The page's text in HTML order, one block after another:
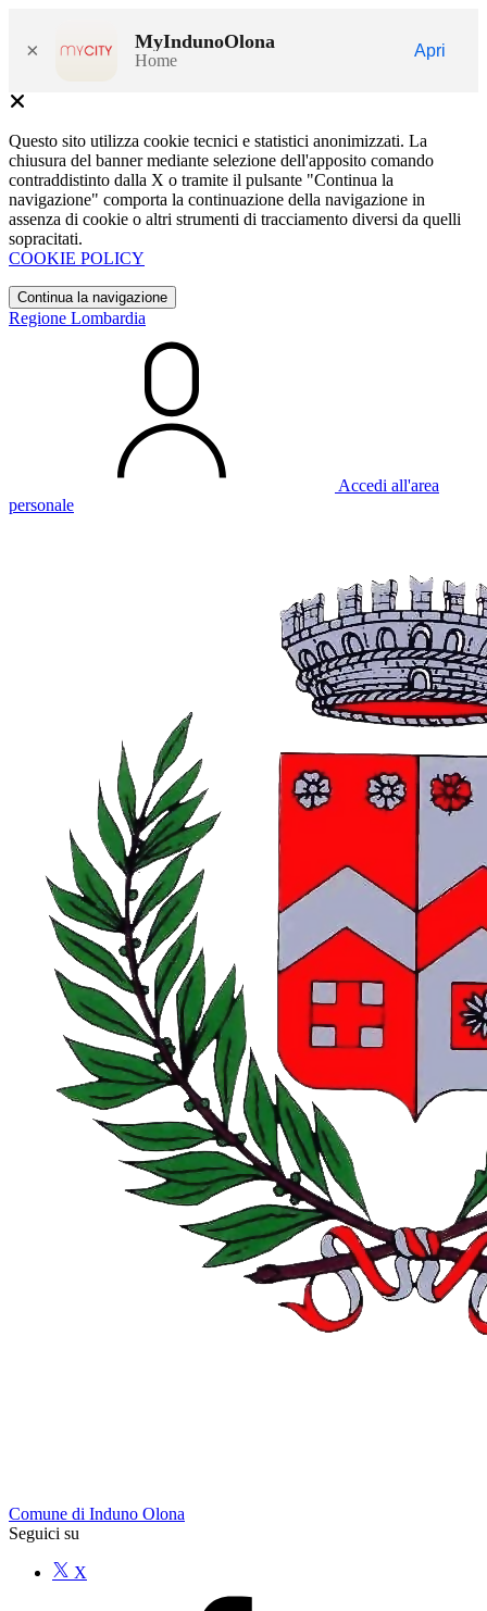
× MyIndunoOlona
Home
Apri
Questo sito utilizza cookie tecnici e statistici anonimizzati. La
chiusura del banner mediante selezione dell'apposito comando
contraddistinto dalla X o tramite il pulsante "Continua la
navigazione" comporta la continuazione della navigazione in
assenza di cookie o altri strumenti di tracciamento diversi da quelli
sopracitati.
COOKIE POLICY
Continua la navigazione
Regione Lombardia
Accedi all'area
personale
Comune di Induno Olona
Seguici su
X